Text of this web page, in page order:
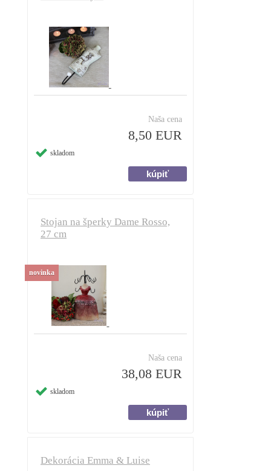
Naša cena
8,50 EUR
skladom
Stojan na šperky Dame Rosso,
27 cm
Naša cena
38,08 EUR
skladom
novinka
Dekorácia Emma & Luise